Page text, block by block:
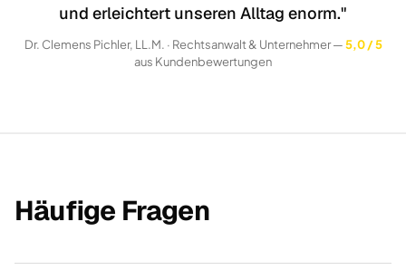
und erleichtert unseren Alltag enorm."
Dr. Clemens Pichler, LL.M. · Rechtsanwalt & Unternehmer —5,0 / 5
aus Kundenbewertungen
Häufige Fragen